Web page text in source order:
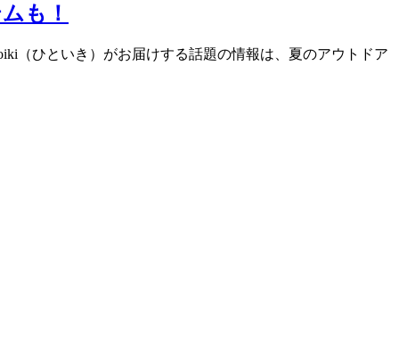
も！
（ひといき）がお届けする話題の情報は、夏のアウトドア